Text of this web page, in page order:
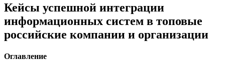
Кейсы успешной интеграции
информационных систем в топовые
российские компании и организации
Оглавление